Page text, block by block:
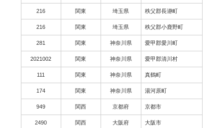
216 関東 埼玉県 秩父郡長瀞町
216 関東 埼玉県 秩父郡小鹿野町
281 関東 神奈川県 愛甲郡愛川町
2021002 関東 神奈川県 愛甲郡清川村
111 関東 神奈川県 真鶴町
174 関東 神奈川県 湯河原町
949 関西 京都府 京都市
2490 関西 大阪府 大阪市